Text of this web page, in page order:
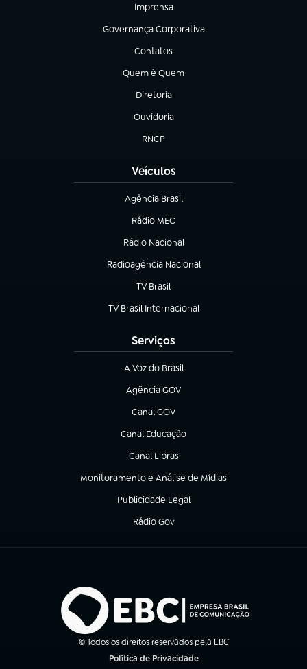
Imprensa
(abre em nova aba)
Governança Corporativa
(abre em nova aba)
Contatos
(abre em nova aba)
Quem é Quem
(abre em nova aba)
Diretoria
(abre em nova aba)
Ouvidoria
(abre em nova aba)
RNCP
(abre em nova aba)
Veículos
Agência Brasil
(abre em nova aba)
Rádio MEC
(abre em nova aba)
Rádio Nacional
Radioagência Nacional
(abre em nova aba)
TV Brasil
(abre em nova aba)
TV Brasil Internacional
(abre em nova aba)
Serviços
A Voz do Brasil
(abre em nova aba)
Agência GOV
(abre em nova aba)
Canal GOV
(abre em nova aba)
Canal Educação
(abre em nova aba)
Canal Libras
(abre em nova aba)
Monitoramento e Análise de Mídias
(abre em nova aba)
Publicidade Legal
(abre em nova aba)
Rádio Gov
(abre em nova aba)
© Todos os direitos reservados pela EBC
Política de Privacidade